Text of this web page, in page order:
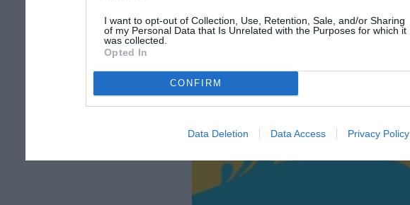
I want to opt-out of Collection, Use, Retention, Sale, and/or Sharing
of my Personal Data that Is Unrelated with the Purposes for which it
was collected.
Opted In
CONFIRM
Data Deletion Data Access Privacy Policy